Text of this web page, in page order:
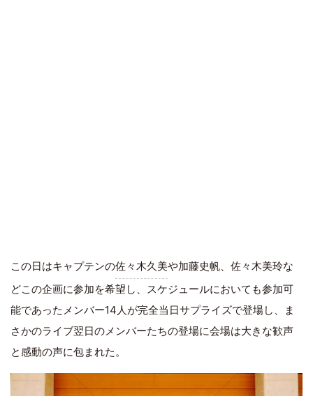
この日はキャプテンの佐々木久美や加藤史帆、佐々木美玲な
どこの企画に参加を希望し、スケジュールにおいても参加可
能であったメンバー14人が完全当日サプライズで登場し、ま
さかのライブ翌日のメンバーたちの登場に会場は大きな歓声
と感動の声に包まれた。